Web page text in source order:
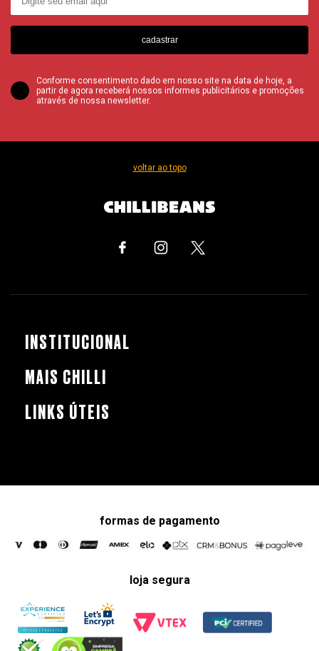
cadastrar
Conforme consentimento dado em nosso site na data de hoje, a
partir de agora receberá nossos informes publicitários e promoções
através de nossa newsletter.
voltar ao topo
INSTITUCIONAL
MAIS CHILLI
LINKS ÚTEIS
formas de pagamento
loja segura